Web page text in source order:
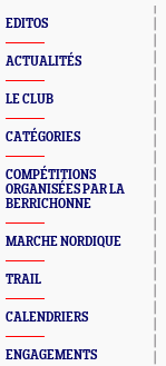
EDITOS
ACTUALITÉS
LE CLUB
CATÉGORIES
COMPÉTITIONS
ORGANISÉES PAR LA
BERRICHONNE
MARCHE NORDIQUE
TRAIL
CALENDRIERS
ENGAGEMENTS